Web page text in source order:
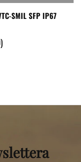
SMIL SFP IP67